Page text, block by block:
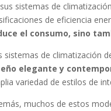
sistemas de
de eficiencia
el consumo, sino
sistemas de climatización
elegante y
variedad de estilos de
muchos de estos